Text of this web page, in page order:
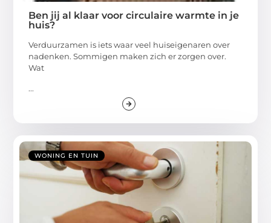
Ben jij al klaar voor circulaire warmte in je
huis?
Verduurzamen is iets waar veel huiseigenaren over
nadenken. Sommigen maken zich er zorgen over.
Wat
...
WONING EN TUIN